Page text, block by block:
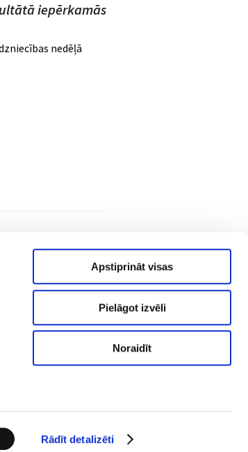
Rādīt detalizēti
Apstiprināt visas
Pielāgot izvēli
Noraidīt
iepērkamās
nedēļā
SILTUMS" 2021